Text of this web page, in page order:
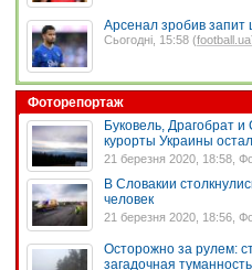
Арсенал зробив запит
Сьогодні, 15:58 (football.ua
Фоторепортаж
Буковель, Драгобрат
курорты Украины
21 березня 2020, 18:58,
В Словакии
человек
21 березня 2020, 18:56,
Осторожно за рулем:
загадочная туманность